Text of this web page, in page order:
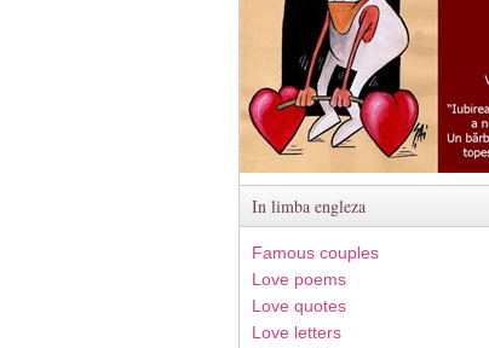
In limba engleza
Famous couples
Love poems
Love quotes
Love letters